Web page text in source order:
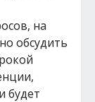
на
обсудить
будет